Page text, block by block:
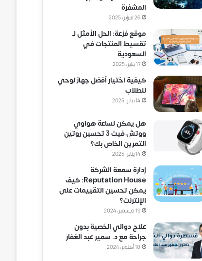
المشفرة
26 فبراير، 2025
موقع فزعة: الحل الأمثل لـ
تقسيط المنتجات في
السعودية
17 يناير، 2025
كيفية اختيار أفضل جهاز لوحي
للطلاب
14 يناير، 2025
هل يمكن لساعة هواوي
ووتش فيت 3 تحسين روتين
التمرين الخاص بك؟
14 يناير، 2025
إدارة سمعة الشركة
Reputation House: كيف
يمكن تحسين التقييمات على
الإنترنت؟
19 ديسمبر، 2024
علاج دوالي الخصية بدون
جراحة مع د. سمير عبد الغفار
10 أكتوبر، 2024